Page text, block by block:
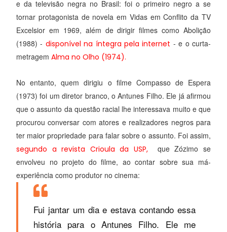
e da televisão negra no Brasil: foi o primeiro negro a se
tornar protagonista de novela em Vidas em Conflito da TV
Excelsior em 1969, além de dirigir filmes como Abolição
(1988) - disponível na íntegra pela internet - e o curta-
metragem Alma no Olho (1974).
No entanto, quem dirigiu o filme Compasso de Espera
(1973) foi um diretor branco, o Antunes Filho. Ele já afirmou
que o assunto da questão racial lhe interessava muito e que
procurou conversar com atores e realizadores negros para
ter maior propriedade para falar sobre o assunto. Foi assim,
segundo a revista Crioula da USP,
queZózimo se
envolveu no projeto do filme, ao contar sobre sua má-
experiência como produtor no cinema:
Fui jantar um dia e estava contando essa
história para o Antunes Filho. Ele me